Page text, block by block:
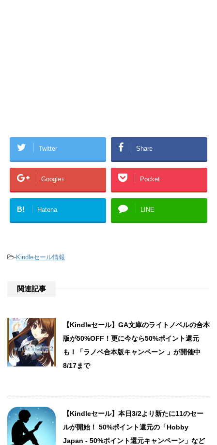
Twitter Share
Google+ Pocket
B! Hatena LINE
-Kindleセール情報
関連記事
【Kindleセール】GA文庫のライトノベルの合本
版が50%OFF！更に今なら50%ポイント還元
も！「ラノベ合本版キャンペーン 」が開催中
8/17まで
【Kindleセール】本日3/2より新たに11のセー
ルが開始！ 50%ポイント還元の「Hobby
Japan - 50%ポイント還元キャンペーン」など